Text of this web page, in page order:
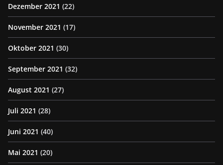
Dezember 2021 (22)
November 2021 (17)
Oktober 2021 (30)
September 2021 (32)
August 2021 (27)
Juli 2021 (28)
Juni 2021 (40)
Mai 2021 (20)